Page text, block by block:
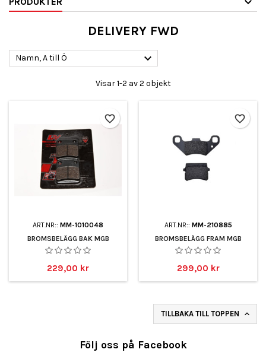
DELIVERY FWD
Namn, A till Ö 
Visar 1-2 av 2 objekt
ART.NR:: MM-1010048
BROMSBELÄGG BAK MGB
Pris
229,00 kr
favorite_border
ART.NR:: MM-210885
BROMSBELÄGG FRAM MGB
Pris
299,00 kr
favorite_border
TILLBAKA TILL TOPPEN 
Följ oss på Facebook